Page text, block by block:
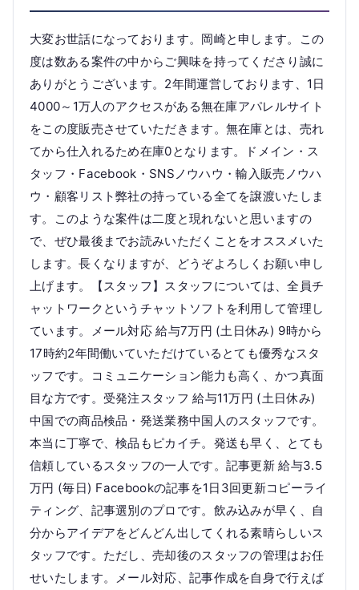
大変お世話になっております。岡崎と申します。この
度は数ある案件の中からご興味を持ってくださり誠に
ありがとうございます。2年間運営しております、1日
4000～1万人のアクセスがある無在庫アパレルサイト
をこの度販売させていただきます。無在庫とは、売れ
てから仕入れるため在庫0となります。ドメイン・ス
タッフ・Facebook・SNSノウハウ・輸入販売ノウハ
ウ・顧客リスト弊社の持っている全てを譲渡いたしま
す。このような案件は二度と現れないと思いますの
で、ぜひ最後までお読みいただくことをオススメいた
します。長くなりますが、どうぞよろしくお願い申し
上げます。【スタッフ】スタッフについては、全員チ
ャットワークというチャットソフトを利用して管理し
ています。メール対応 給与7万円 (土日休み) 9時から
17時約2年間働いていただけているとても優秀なスタ
ッフです。コミュニケーション能力も高く、かつ真面
目な方です。受発注スタッフ 給与11万円 (土日休み)
中国での商品検品・発送業務中国人のスタッフです。
本当に丁寧で、検品もピカイチ。発送も早く、とても
信頼しているスタッフの一人です。記事更新 給与3.5
万円 (毎日) Facebookの記事を1日3回更新コピーライ
ティング、記事選別のプロです。飲み込みが早く、自
分からアイデアをどんどん出してくれる素晴らしいス
タッフです。ただし、売却後のスタッフの管理はお任
せいたします。メール対応、記事作成を自身で行えば